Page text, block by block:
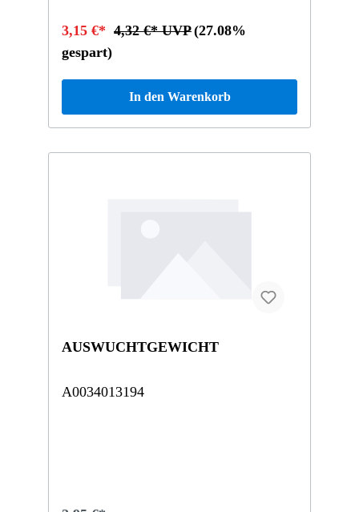
3,15 €* 4,32 €* UVP(27.08%
gespart)
In den Warenkorb
AUSWUCHTGEWICHT
A0034013194